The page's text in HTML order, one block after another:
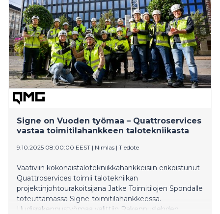
Rakennusten uudelleenkäytön mahdollistaminen
tukee myös kiertotaloutta ja pienentää hiilijalanjälkeä.
Signe on Vuoden työmaa – Quattroservices
vastaa toimitilahankkeen talotekniikasta
9.10.2025 08:00:00 EEST | Nimlas | Tiedote
Vaativiin kokonaistalotekniikkahankkeisiin erikoistunut
Quattroservices toimii talotekniikan
projektinjohtourakoitsijana Jatke Toimitilojen Spondalle
toteuttamassa Signe-toimitilahankkeessa.
Uudisrakennustyömaa valittiin Rakennuslehden